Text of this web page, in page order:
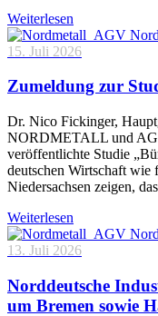
Weiterlesen
15. Juli 2026
Zumeldung zur
Dr. Nico Fickinger,
NORDMETALL und
veröffentlichte Studie
deutschen Wirtschaft
Niedersachsen zeigen,
Weiterlesen
13. Juli 2026
Norddeutsche
um Bremen sowie